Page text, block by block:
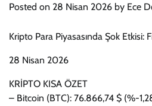
Posted on 28 Nisan 2026 by Ece
Kripto Para Piyasasında Şok Etkisi:
28 Nisan 2026
KRİPTO KISA ÖZET
– Bitcoin (BTC): 76.866,74 $ (%-